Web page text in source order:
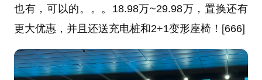
也有，可以的。。。18.98万~29.98万，置换还有
更大优惠，并且还送充电桩和2+1变形座椅！[666]